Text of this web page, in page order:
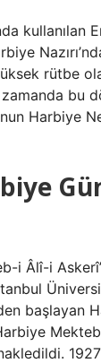
kullanılan
rütbe
zamanda bu
Harbiye
i Âlî-i
başlayan